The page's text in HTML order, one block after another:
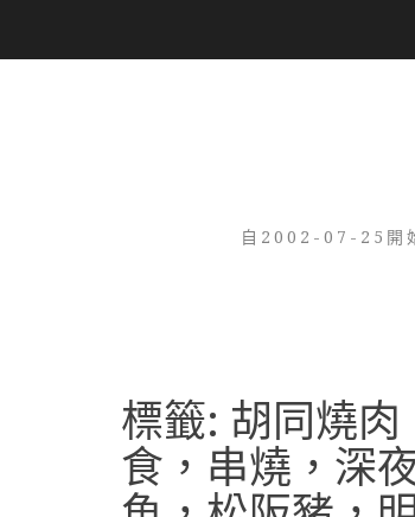
自2002-07-25開
標籤: 胡同燒
食，串燒，深